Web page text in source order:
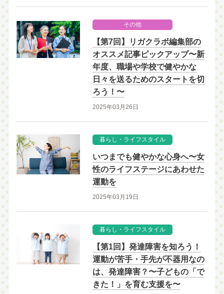
2025年03月26日
その他
【第7回】リガクラボ編集部の
オススメ記事ピックアップ〜新
年度、職場や学校で健やかな
日々を送るためのスタートを切
ろう！〜
2025年03月19日
暮らし・ライフスタイル
いつまでも健やかな心身へ〜女
性のライフステージにあわせた
運動を
暮らし・ライフスタイル
【第1回】発達障害を知ろう！
運動が苦手・手先が不器用なの
は、発達障害？〜子どもの「で
きた！」を育む支援を〜